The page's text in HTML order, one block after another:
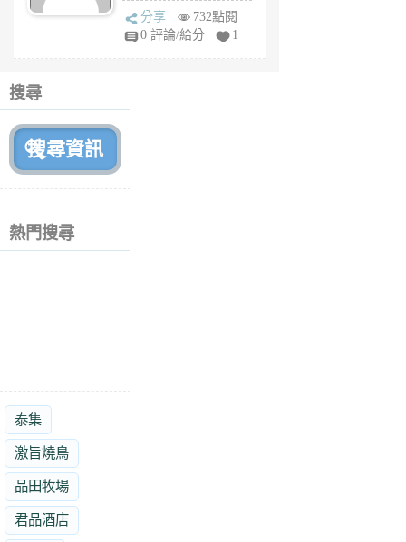
sq
fy
分享
732點閱
0 評論/給分
1
搜尋
熱門搜尋
泰集
激旨燒鳥
品田牧場
君品酒店